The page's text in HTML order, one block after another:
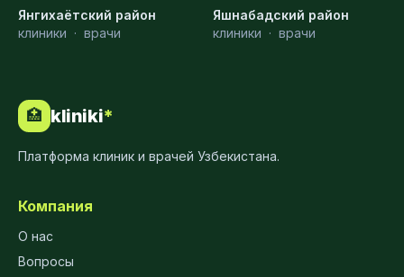
Янгихаётский район
клиники · врачи
Яшнабадский район
клиники · врачи
🏥 kliniki*
Платформа клиник и врачей Узбекистана.
Компания
О нас
Вопросы